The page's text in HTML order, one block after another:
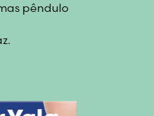
pêndulo